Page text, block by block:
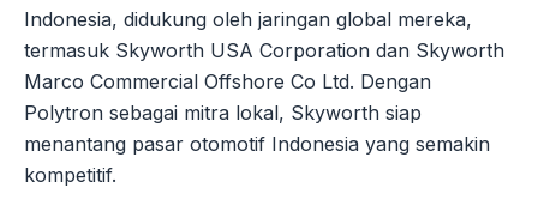
Indonesia, didukung oleh jaringan global mereka,
termasuk Skyworth USA Corporation dan Skyworth
Marco Commercial Offshore Co Ltd. Dengan
Polytron sebagai mitra lokal, Skyworth siap
menantang pasar otomotif Indonesia yang semakin
kompetitif.